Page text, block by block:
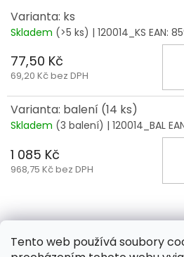
Tento web používá soubory
Varianta: ks
Skladem (>5 ks) | 120014_KS EAN:
77,50 Kč
69,20 Kč bez DPH
Varianta: balení (14 ks)
Skladem (3 balení) | 120014_BAL
1 085 Kč
968,75 Kč bez DPH
Z
Aktuality Kamenné prodejny